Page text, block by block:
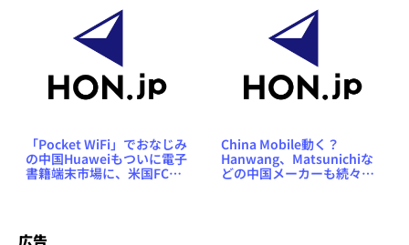
「Pocket WiFi」でおなじみ
の中国Huaweiもついに電子
書籍端末市場に、米国FCC
China Mobile動く？
Hanwang、Matsunichiな
どの中国メーカーも続々と
広告